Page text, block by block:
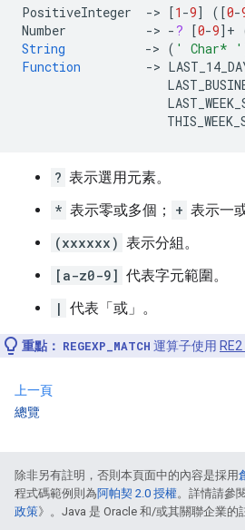
PositiveInteger -> [1 -9] ( [0-
Number
-> - ? [0-9]+
String
-> ( ' Char* '
Function
->
? 表示選用元素。
* 表示零或多個； + 表示一
(xxxxxx) 表示分組。
[a-z0-9] 代表字元範圍。
| 代表「或」。
重點： REGEXP_MATCH 運算子使用
上一頁
總覽
除非另有註明，否則本頁面中的內容是採用
程式碼範例則為阿帕契 2.0 授權。詳情請參
政策》。Java 是 Oracle 和/或其關聯企業的